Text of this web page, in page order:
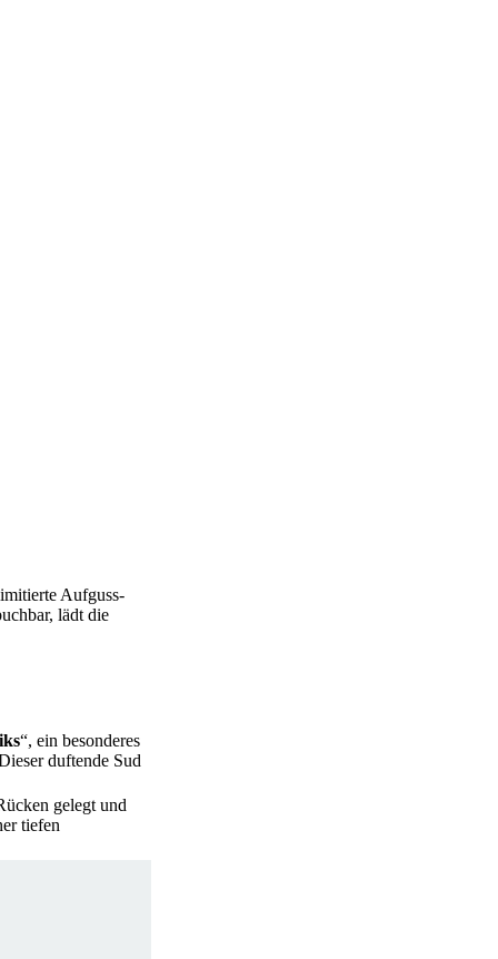
Aufguss-
lädt die
“, ein besonderes
duftende Sud
gelegt und
tiefen